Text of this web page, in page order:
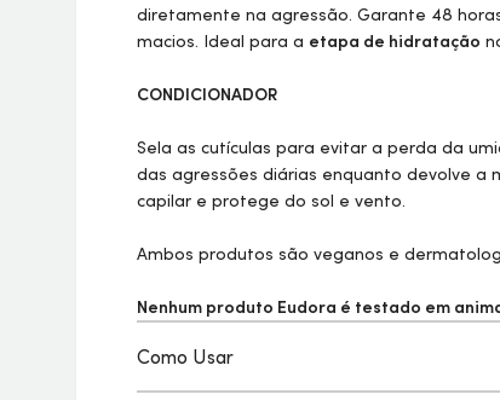
diretamente na agressão. Garante 48
macios. Ideal para a etapa de hidratação
CONDICIONADOR
Sela as cutículas para evitar a perda da
das agressões diárias enquanto devolve a
capilar e protege do sol e vento.
Ambos produtos são veganos e
Nenhum produto Eudora é testado em
Como Usar